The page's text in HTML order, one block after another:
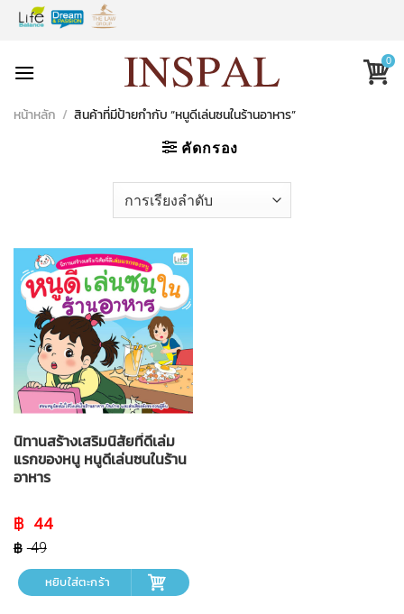
Skip
0
หน้าหลัก / สินค้าที่มีป้ายกำกับ “หนูดีเล่นซนในร้านอาหาร”
คัดกรอง
นิทานสร้างเสริมนิสัยที่ดีเล่ม
แรกของหนู หนูดีเล่นซนในร้าน
อาหาร
49
Original
price
was:
฿ 49.
44
Current
price
is:
฿ 44.
หยิบใส่ตะกร้า